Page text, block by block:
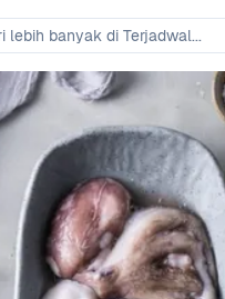
lebih banyak di Terjadwal...